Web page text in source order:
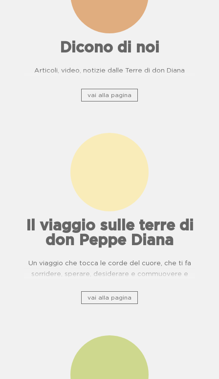
Dicono di noi
Articoli, video, notizie dalle Terre di don Diana
vai alla pagina
Il viaggio sulle terre di
don Peppe Diana
Un viaggio che tocca le corde del cuore, che ti fa
sorridere, sperare, desiderare e commuovere e
di usanze, cucina e buone pratiche.
vai alla pagina